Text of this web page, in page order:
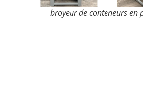
broyeur de conteneurs en